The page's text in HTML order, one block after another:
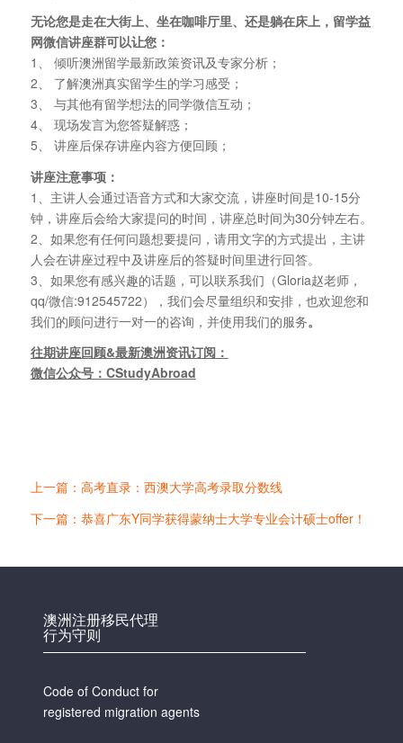
无论您是走在大街上、坐在咖啡厅里、还是躺在床上，留学益
网微信讲座群可以让您：
1、 倾听澳洲留学最新政策资讯及专家分析；
2、 了解澳洲真实留学生的学习感受；
3、 与其他有留学想法的同学微信互动；
4、 现场发言为您答疑解惑；
5、 讲座后保存讲座内容方便回顾；
讲座注意事项：
1、主讲人会通过语音方式和大家交流，讲座时间是10-15分
钟，讲座后会给大家提问的时间，讲座总时间为30分钟左右。
2、如果您有任何问题想要提问，请用文字的方式提出，主讲
人会在讲座过程中及讲座后的答疑时间里进行回答。
3、如果您有感兴趣的话题，可以联系我们（Gloria赵老师，
qq/微信:912545722），我们会尽量组织和安排，也欢迎您和
我们的顾问进行一对一的咨询，并使用我们的服务。
往期讲座回顾&最新澳洲资讯订阅：
微信公众号：CStudyAbroad
上一篇：高考直录：西澳大学高考录取分数线
下一篇：恭喜广东Y同学获得蒙纳士大学专业会计硕士offer！
澳洲注册移民代理
行为守则
Code of Conduct for
registered migration agents